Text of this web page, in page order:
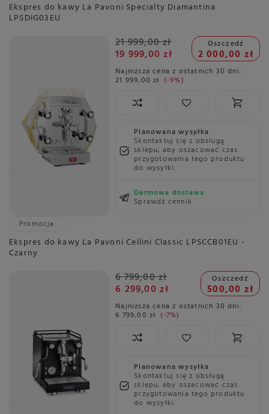
Ekspres do kawy La Pavoni Specialty Diamantina
LPSDIG03EU
21 999,00 zł
19 999,00 zł
Oszczedź
2 000,00 zł
Najniższa cena z ostatnich 30 dni:
21 999,00 zł -9%
Planowana wysyłka
Skontaktuj się z obsługą
sklepu, aby oszacować czas
przygotowania tego produktu
do wysyłki.
Darmowa dostawa
Sprawdź cennik
Promocja
Ekspres do kawy La Pavoni Cellini Classic LPSCCB01EU -
Czarny
6 799,00 zł
6 299,00 zł
Oszczedź
500,00 zł
Najniższa cena z ostatnich 30 dni:
6 799,00 zł -7%
Planowana wysyłka
Skontaktuj się z obsługą
sklepu, aby oszacować czas
przygotowania tego produktu
do wysyłki.